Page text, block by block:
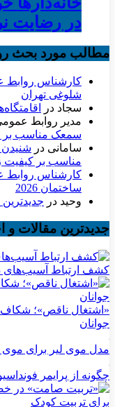
در رضایت
مطالب مورد بحث
کارشناس روابط
شلوغی تهران
سجاد در
مدیر روابط
سمعک مناسب بر
سامانی در شنیدن
مناسب بر کیفیت
کارشناس روابط
ساختمان 2026
وحید در جدیدترین
جدیدترین مقالات و
کشف ارتباط آسیب‌های
«اشتغال ناقص»؛
جوانان
مدل موی لیر برای موی
چگونه از پرایمر